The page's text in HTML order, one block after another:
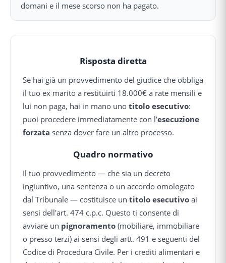
domani e il mese scorso non ha pagato.
Risposta diretta
Se hai già un provvedimento del giudice che obbliga
il tuo ex marito a restituirti 18.000€ a rate mensili e
lui non paga, hai in mano uno titolo esecutivo:
puoi procedere immediatamente con l'esecuzione
forzata senza dover fare un altro processo.
Quadro normativo
Il tuo provvedimento — che sia un decreto
ingiuntivo, una sentenza o un accordo omologato
dal Tribunale — costituisce un titolo esecutivo ai
sensi dell'art. 474 c.p.c. Questo ti consente di
avviare un pignoramento (mobiliare, immobiliare
o presso terzi) ai sensi degli artt. 491 e seguenti del
Codice di Procedura Civile. Per i crediti alimentari e